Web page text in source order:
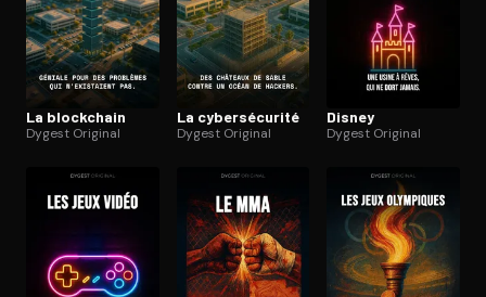
La blockchain
Dygest Original
La cy­ber­sé­cu­ri­té
Dygest Original
Disney
Dygest Original